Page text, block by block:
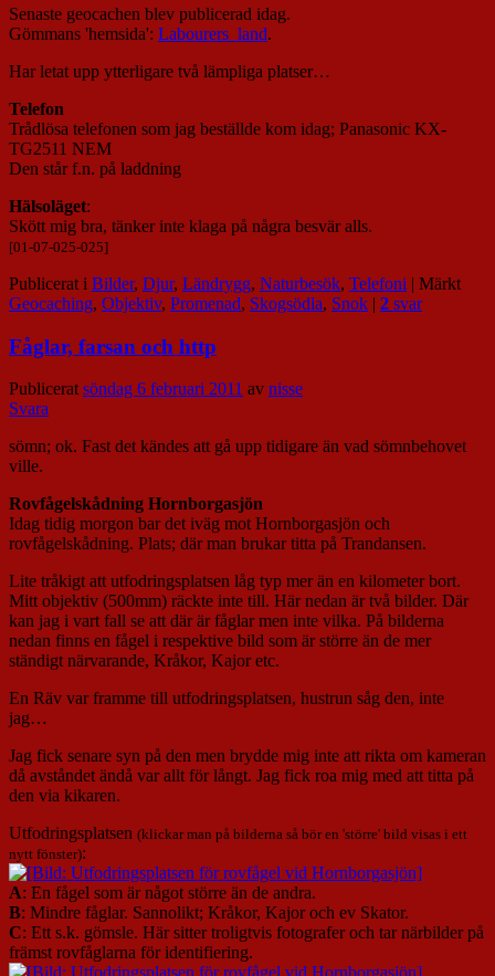
Senaste geocachen blev publicerad idag.
Gömmans 'hemsida': Labourers_land.
Har letat upp ytterligare två lämpliga platser…
Telefon
Trådlösa telefonen som jag beställde kom idag; Panasonic KX-
TG2511 NEM
Den står f.n. på laddning
Hälsoläget:
Skött mig bra, tänker inte klaga på några besvär alls.
[01-07-025-025]
Publicerat i Bilder, Djur, Ländrygg, Naturbesök, Telefoni | Märkt
Geocaching, Objektiv, Promenad, Skogsödla, Snok | 2 svar
Fåglar, farsan och http
Publicerat söndag 6 februari 2011 av nisse
Svara
sömn; ok. Fast det kändes att gå upp tidigare än vad sömnbehovet
ville.
Rovfågelskådning Hornborgasjön
Idag tidig morgon bar det iväg mot Hornborgasjön och
rovfågelskådning. Plats; där man brukar titta på Trandansen.
Lite tråkigt att utfodringsplatsen låg typ mer än en kilometer bort.
Mitt objektiv (500mm) räckte inte till. Här nedan är två bilder. Där
kan jag i vart fall se att där är fåglar men inte vilka. På bilderna
nedan finns en fågel i respektive bild som är större än de mer
ständigt närvarande, Kråkor, Kajor etc.
En Räv var framme till utfodringsplatsen, hustrun såg den, inte
jag…
Jag fick senare syn på den men brydde mig inte att rikta om kameran
då avståndet ändå var allt för långt. Jag fick roa mig med att titta på
den via kikaren.
Utfodringsplatsen (klickar man på bilderna så bör en 'större' bild visas i ett
nytt fönster):
A: En fågel som är något större än de andra.
B: Mindre fåglar. Sannolikt; Kråkor, Kajor och ev Skator.
C: Ett s.k. gömsle. Här sitter troligtvis fotografer och tar närbilder på
främst rovfåglarna för identifiering.